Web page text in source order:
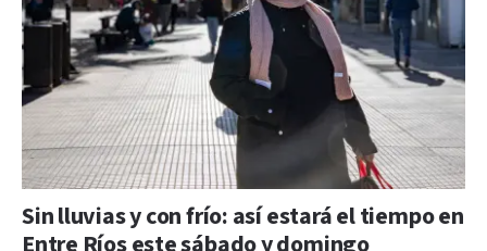
Sin lluvias y con frío: así estará el tiempo en
Entre Ríos este sábado y domingo